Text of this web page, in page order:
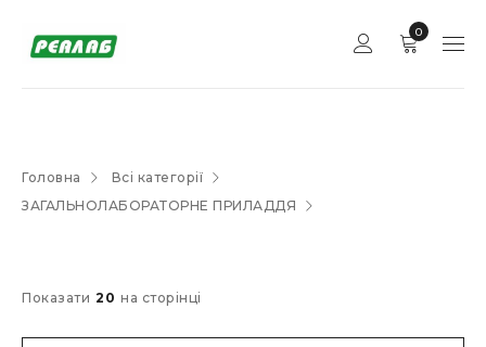
0
Головна
Всі категорії
ЗАГАЛЬНОЛАБОРАТОРНЕ ПРИЛАДДЯ
Показати 20 на сторінці